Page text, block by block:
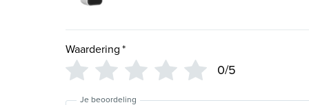
Waardering*
0/5
Je beoordeling